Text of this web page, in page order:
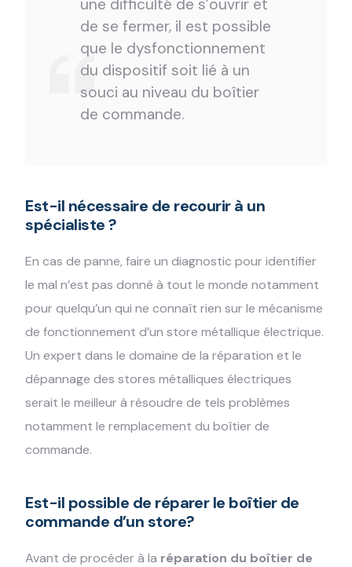
une difficulté de s’ouvrir et
de se fermer, il est possible
que le dysfonctionnement
du dispositif soit lié à un
souci au niveau du boîtier
de commande.
Est-il nécessaire de recourir à un
spécialiste ?
En cas de panne, faire un diagnostic pour identifier
le mal n’est pas donné à tout le monde notamment
pour quelqu’un qui ne connaît rien sur le mécanisme
de fonctionnement d’un store métallique électrique.
Un expert dans le domaine de la réparation et le
dépannage des stores métalliques électriques
serait le meilleur à résoudre de tels problèmes
notamment le remplacement du boîtier de
commande.
Est-il possible de réparer le boîtier de
commande d’un store?
Avant de procéder à la réparation du boîtier de